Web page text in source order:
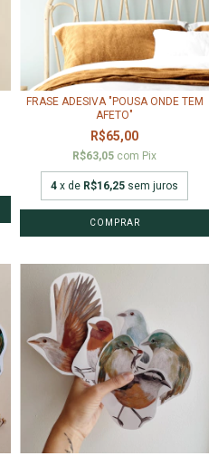
FRASE ADESIVA "POUSA ONDE TEM
AFETO"
R$65,00
R$63,05 com Pix
4 x de R$16,25 sem juros
COMPRAR